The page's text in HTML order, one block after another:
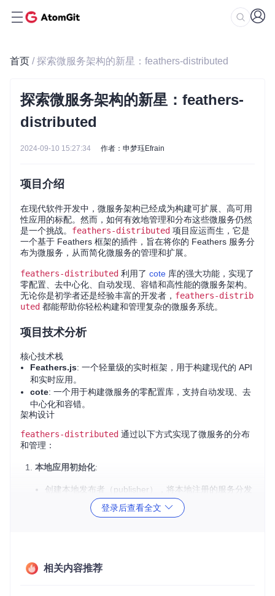
首页 / 探索微服务架构的新星：feathers-distributed
探索微服务架构的新星：feathers-
distributed
2024-09-10 15:27:34 作者：申梦珏Efrain
项目介绍
在现代软件开发中，微服务架构已经成为构建可扩展、高可用
性应用的标配。然而，如何有效地管理和分布这些微服务仍然
是一个挑战。 feathers-distributed 项目应运而生，它是
一个基于 Feathers 框架的插件，旨在将你的 Feathers 服务分
布为微服务，从而简化微服务的管理和扩展。
feathers-distributed 利用了 cote 库的强大功能，实现了
零配置、去中心化、自动发现、容错和高性能的微服务架构。
无论你是初学者还是经验丰富的开发者， feathers-distrib
uted 都能帮助你轻松构建和管理复杂的微服务系统。
项目技术分析
核心技术栈
Feathers.js: 一个轻量级的实时框架，用于构建现代的 API
和实时应用。
cote: 一个用于构建微服务的零配置库，支持自动发现、去
中心化和容错。
架构设计
feathers-distributed 通过以下方式实现了微服务的分布
和管理：
本地应用初始化:
创建本地发布者（publisher），将本地注册的服务分发
给其他应用。
创建本地订阅者（subscriber），接收来自其他应用的
创建本地发布者，将本地服务的事件分发给远程应用。
登录后查看全文
相关内容推荐